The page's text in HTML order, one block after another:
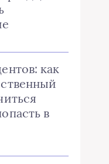
как
в